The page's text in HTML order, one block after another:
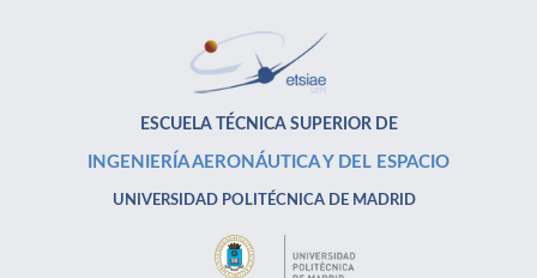
ESCUELA TÉCNICA SUPERIOR DE
INGENIERÍA AERONÁUTICA Y DEL ESPACIO
UNIVERSIDAD POLITÉCNICA DE MADRID